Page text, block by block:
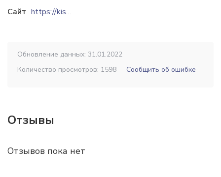
Сайт
https://kislorod.kz
Обновление данных: 31.01.2022
Количество просмотров: 1598
Сообщить об ошибке
Отзывы
Отзывов пока нет